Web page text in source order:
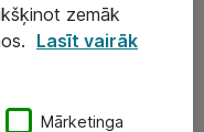
zemāk
Lasīt vairāk
Mārketinga